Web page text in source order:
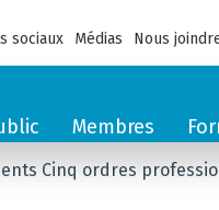
sociaux Médias Nous
Membres
Cinq ordres